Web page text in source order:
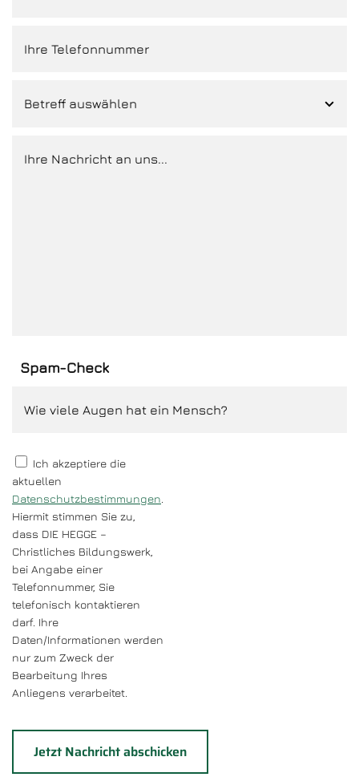
Spam-Check
Ich akzeptiere die
aktuellen
Datenschutzbestimmungen
Hiermit stimmen Sie zu,
dass DIE HEGGE –
Christliches Bildungswerk,
bei Angabe einer
Telefonnummer, Sie
telefonisch kontaktieren
darf. Ihre
Daten/Informationen werden
nur zum Zweck der
Bearbeitung Ihres
Anliegens verarbeitet.